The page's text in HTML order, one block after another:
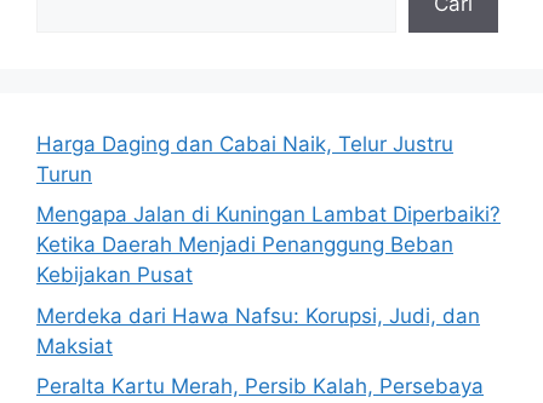
Harga Daging dan Cabai Naik, Telur Justru
Turun
Mengapa Jalan di Kuningan Lambat Diperbaiki?
Ketika Daerah Menjadi Penanggung Beban
Kebijakan Pusat
Merdeka dari Hawa Nafsu: Korupsi, Judi, dan
Maksiat
Peralta Kartu Merah, Persib Kalah, Persebaya